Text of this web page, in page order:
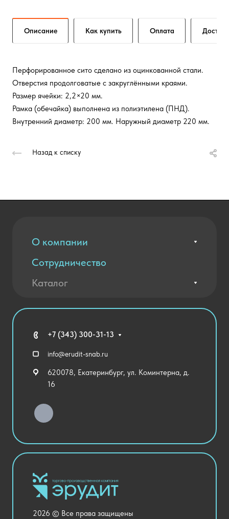
Описание Как купить Оплата
Перфорированное сито сделано из оцинкованной стали.
Отверстия продолговатые с закруглёнными краями.
Размер ячейки: 2,2×20 мм.
Рамка (обечайка) выполнена из полиэтилена (ПНД).
Внутренний диаметр: 200 мм. Наружный диаметр 220 мм.
Назад к списку
О компании
Вакансии
Контакты
Благодарственные письма
Сотрудничество
Оплата и доставка
Каталог
Технические средства обучения
Спортивный зал
Уличное оборудование
Хозяйственные Товары
Столовая и пищеблок
Оснащение кабинетов
Медицинский кабинет
+7 (343) 300-31-13
info@erudit-snab.ru
620078, Екатеринбург, ул. Коминтерна, д.
16
2026 © Все права защищены